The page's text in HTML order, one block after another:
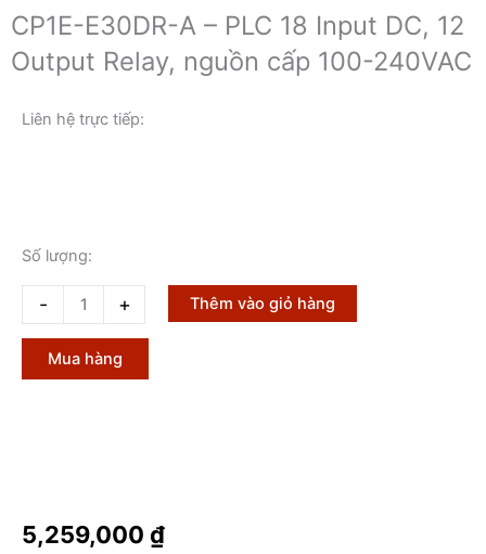
CP1E-E30DR-A – PLC 18 Input DC, 12
Output Relay, nguồn cấp 100-240VAC
Liên hệ trực tiếp:
Số lượng:
-
E30DR-
-
Output
+ Thêm vào giỏ hàng
Mua hàng
5,259,000 ₫